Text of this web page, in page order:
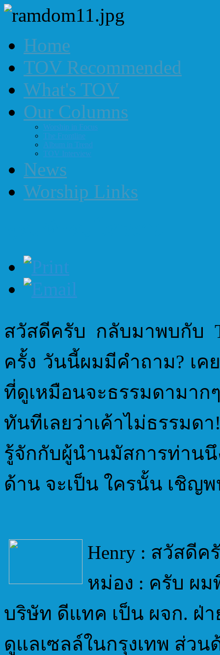
Home
TOV Recommended
What's TOV
Our Columns
Worship in Focus
The Frontline
Album in Trend
TOV Interview
News
Worship Links
สวัสดีครับ กลับมาพบกับ
ครั้ง วันนี้ผมมีคำถาม? เค
ที่ดูเหมือนจะธรรมดามา
ทันทีเลยว่าเค้าไม่ธรรม
รู้จักกับผู้นำนมัสการท่าน
ด้าน จะเป็น ใครนั้น เชิญพ
Henry : สวัสดี
หม่อง : ครับ ผ
บริษัท ดีแทค เป็น ผจก. ฝ่
ดูแลเซลล์ในกรุงเทพ ส่ว